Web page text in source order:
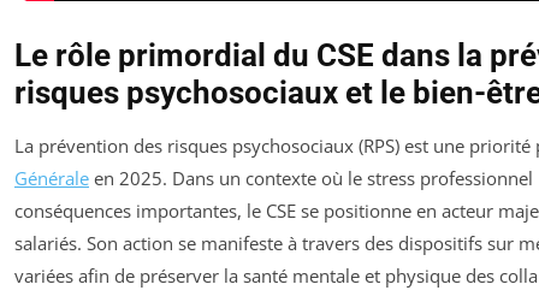
Le rôle primordial du CSE dans la
risques psychosociaux et le bien-
La prévention des risques psychosociaux (RPS) est une
Générale en 2025. Dans un contexte où le stress
conséquences importantes, le CSE se positionne en acteur
salariés. Son action se manifeste à travers des dispositifs sur
variées afin de préserver la santé mentale et physique des